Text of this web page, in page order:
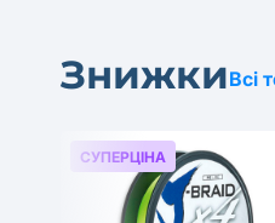
ЗнижкиВсі
СУПЕРЦІНА